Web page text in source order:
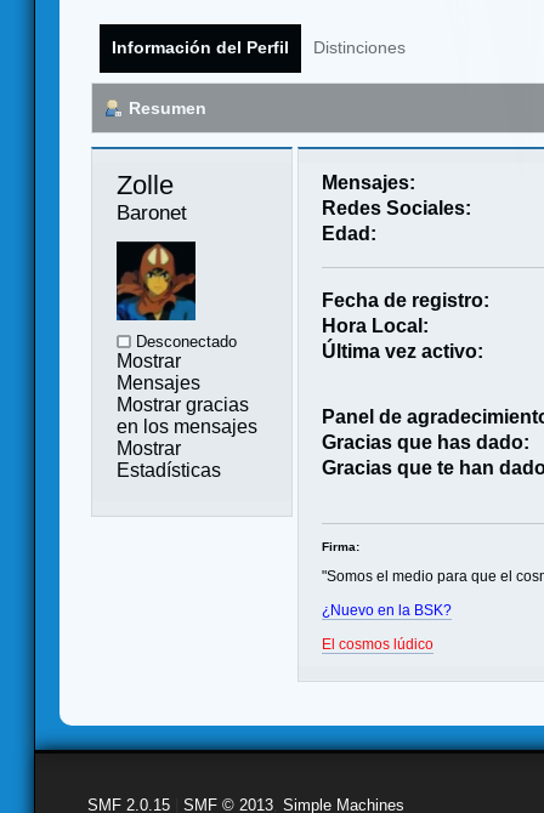
Información del Perfil Distinciones
Resumen
Zolle
Baronet
Desconectado
Mostrar
Mensajes
Mostrar gracias
en los mensajes
Mostrar
Estadísticas
Mensajes:
Redes Sociales:
Edad:
Fecha de registro:
Hora Local:
Última vez activo:
Panel de
Gracias que has dado:
Gracias que te han
Firma:
"Somos el medio para que el
¿Nuevo en la BSK?
El cosmos lúdico
SMF 2.0.15 SMF © 2013 Simple Machines